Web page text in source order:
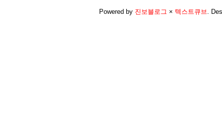
Powered by 진보블로그 × 텍스트큐브